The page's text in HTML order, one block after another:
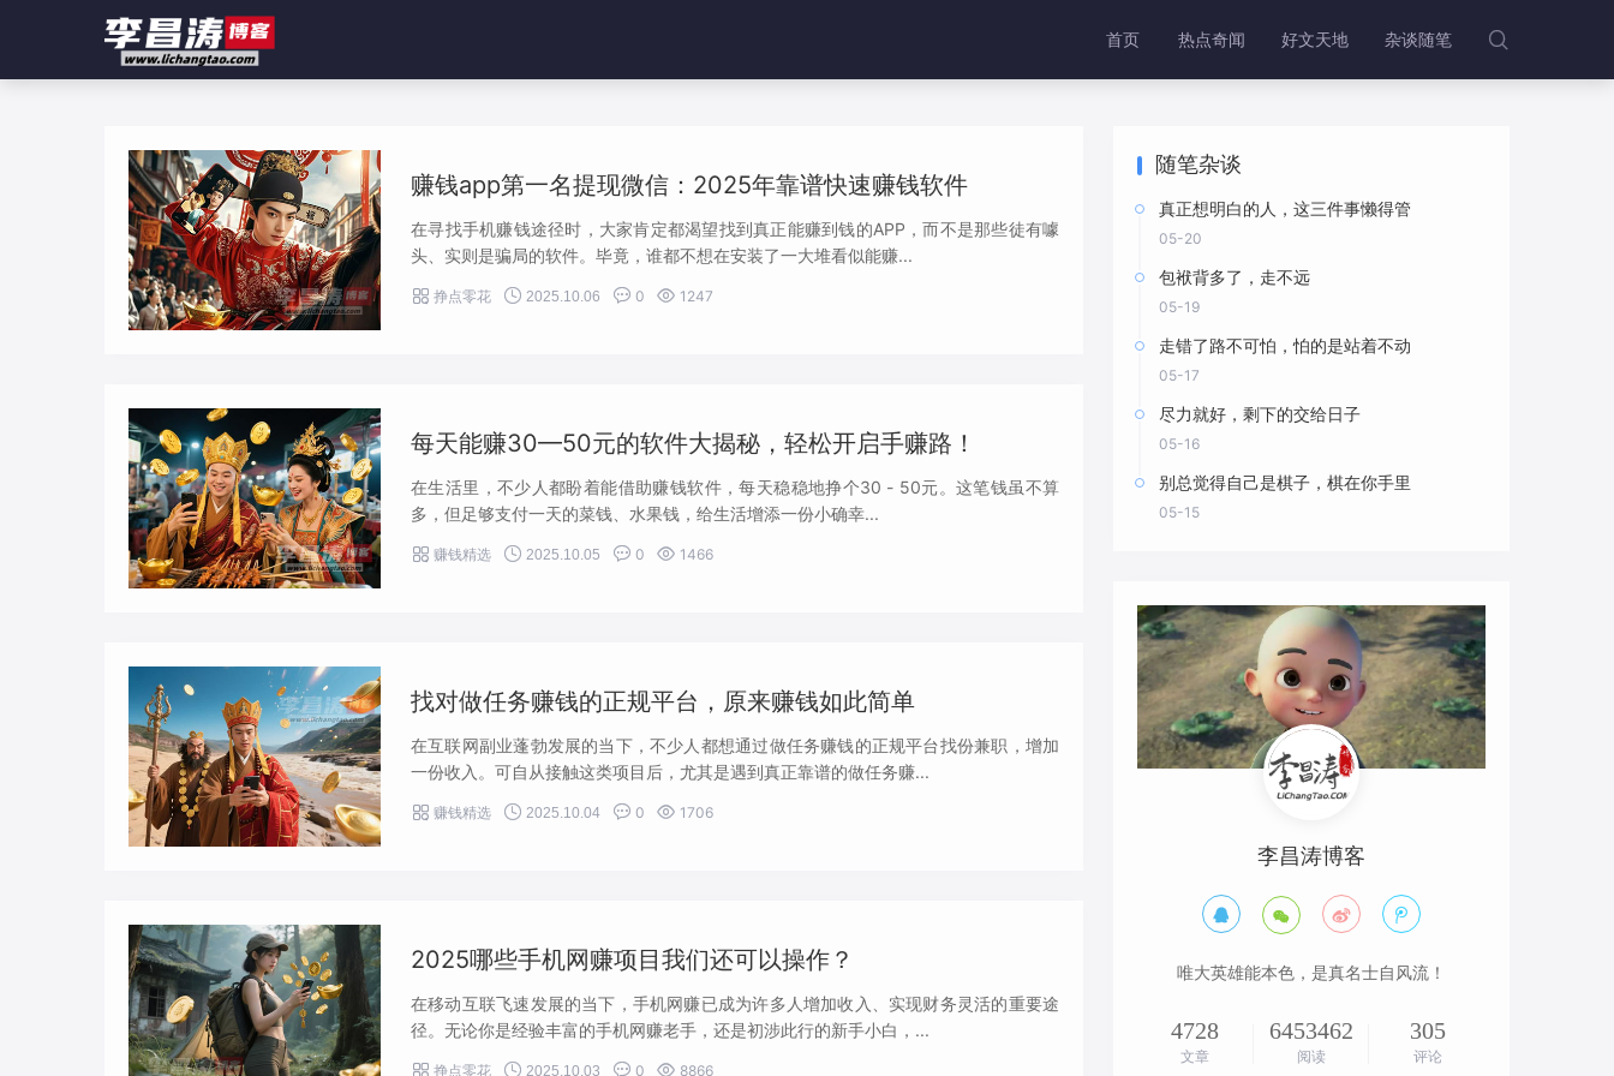

首页 热点奇闻 好文天地 杂谈随笔
赚钱app第一名提现微信：2025年靠谱快速赚钱软件
在寻找手机赚钱途径时，大家肯定都渴望找到真正能赚到钱的APP，而不是那些徒有噱
头、实则是骗局的软件。毕竟，谁都不想在安装了一大堆看似能赚...
 挣点零花  2025.10.06  0  1247
每天能赚30—50元的软件大揭秘，轻松开启手赚路！
在生活里，不少人都盼着能借助赚钱软件，每天稳稳地挣个30 - 50元。这笔钱虽不算
多，但足够支付一天的菜钱、水果钱，给生活增添一份小确幸...
 赚钱精选  2025.10.05  0  1466
找对做任务赚钱的正规平台，原来赚钱如此简单
在互联网副业蓬勃发展的当下，不少人都想通过做任务赚钱的正规平台找份兼职，增加
一份收入。可自从接触这类项目后，尤其是遇到真正靠谱的做任务赚...
 赚钱精选  2025.10.04  0  1706
2025哪些手机网赚项目我们还可以操作？
在移动互联飞速发展的当下，手机网赚已成为许多人增加收入、实现财务灵活的重要途
径。无论你是经验丰富的手机网赚老手，还是初涉此行的新手小白，...
 挣点零花  2025.10.03  0  8866
随笔杂谈
真正想明白的人，这三件事懒得管
05-20
包袱背多了，走不远
05-19
走错了路不可怕，怕的是站着不动
05-17
尽力就好，剩下的交给日子
05-16
别总觉得自己是棋子，棋在你手里
05-15
李昌涛博客
   
唯大英雄能本色，是真名士自风流！
4728
文章
6453462
阅读
305
评论